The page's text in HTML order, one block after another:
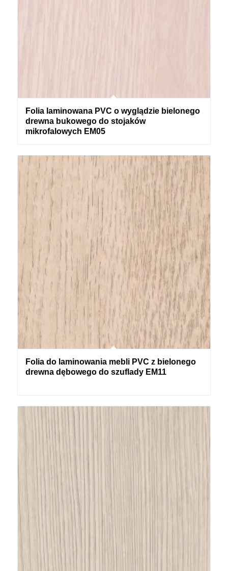
Folia laminowana PVC o wyglądzie bielonego
drewna bukowego do stojaków
mikrofalowych EM05
Folia do laminowania mebli PVC z bielonego
drewna dębowego do szuflady EM11